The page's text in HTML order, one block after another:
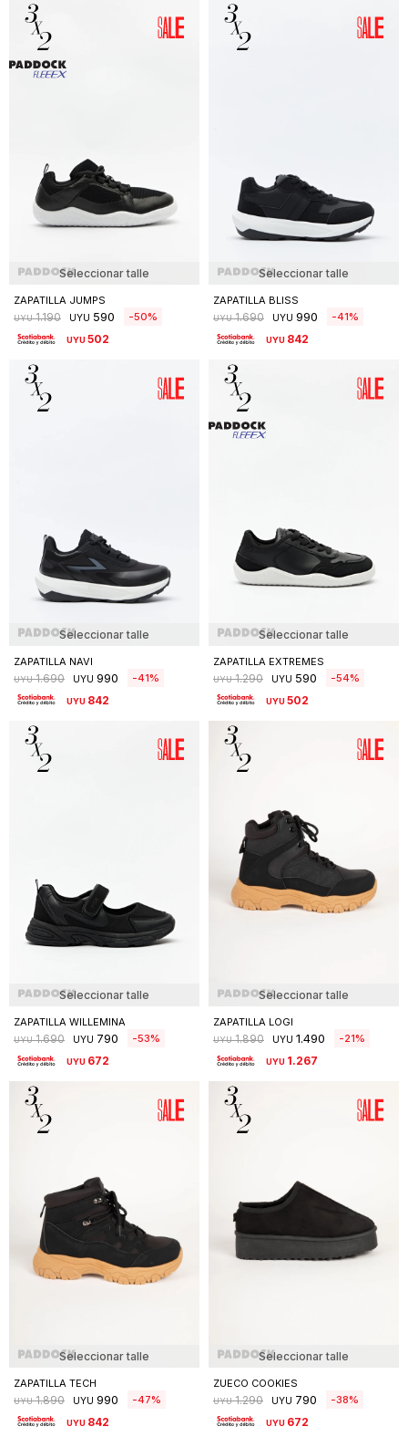
Seleccionar talle
ZAPATILLA JUMPS
UYU 1.190 UYU 590 50
UYU502
Seleccionar talle
ZAPATILLA BLISS
UYU 1.690 UYU 990 41
UYU 842
Seleccionar talle
ZAPATILLA NAVI
UYU 1.690 UYU 990 41
UYU 842
Seleccionar talle
ZAPATILLA EXTREMES
UYU 1.290 UYU 590 54
UYU502
Seleccionar talle
ZAPATILLA WILLEMINA
UYU 1.690 UYU 790 53
UYU 672
Seleccionar talle
ZAPATILLA LOGI
UYU 1.890 UYU 1.490 21
UYU 1.267
Seleccionar talle
ZAPATILLA TECH
UYU 1.890 UYU 990 47
UYU 842
Seleccionar talle
ZUECO COOKIES
UYU 1.290 UYU 790 38
UYU 672